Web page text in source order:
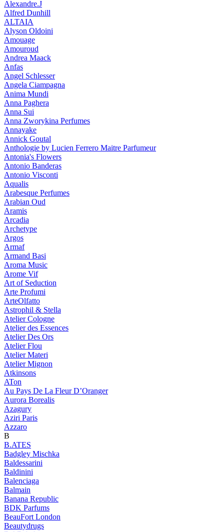
Alexandre.J
Alfred Dunhill
ALTAIA
Alyson Oldoini
Amouage
Amouroud
Andrea Maack
Anfas
Angel Schlesser
Angela Ciampagna
Anima Mundi
Anna Paghera
Anna Sui
Anna Zworykina Perfumes
Annayake
Annick Goutal
Anthologie by Lucien Ferrero Maitre Parfumeur
Antonia's Flowers
Antonio Banderas
Antonio Visconti
Aqualis
Arabesque Perfumes
Arabian Oud
Aramis
Arcadia
Archetype
Argos
Armaf
Armand Basi
Aroma Music
Arome Vif
Art of Seduction
Arte Profumi
ArteOlfatto
Astrophil & Stella
Atelier Cologne
Atelier des Essences
Atelier Des Ors
Atelier Flou
Atelier Materi
Atelier Mignon
Atkinsons
ATon
Au Pays De La Fleur D’Oranger
Aurora Borealis
Azagury
Aziri Paris
Azzaro
B
B.ATES
Badgley Mischka
Baldessarini
Baldinini
Balenciaga
Balmain
Banana Republic
BDK Parfums
BeauFort London
Beautydrugs